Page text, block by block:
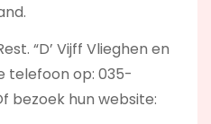
“D’ Vijff Vlieghen en
telefoon op: 035-
bezoek hun website: